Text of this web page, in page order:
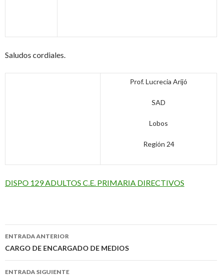
Saludos cordiales.
Prof. Lucrecia Arijó
SAD
Lobos
Región 24
DISPO 129 ADULTOS C.E. PRIMARIA DIRECTIVOS
Navegación
de
entradas
ENTRADA ANTERIOR
CARGO DE ENCARGADO DE MEDIOS
ENTRADA SIGUIENTE